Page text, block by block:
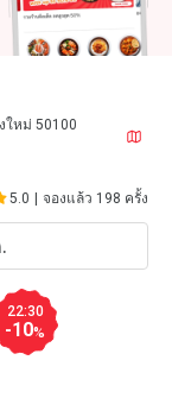
ใหม่ 50100
5.0 จองแล้ว 198 ครั้ง
22:30
-10%